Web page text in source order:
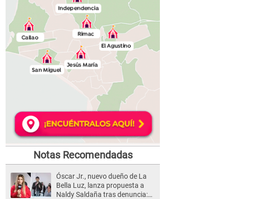
Notas Recomendadas
Óscar Jr., nuevo dueño de La
Bella Luz, lanza propuesta a
Naldy Saldaña tras denuncia: